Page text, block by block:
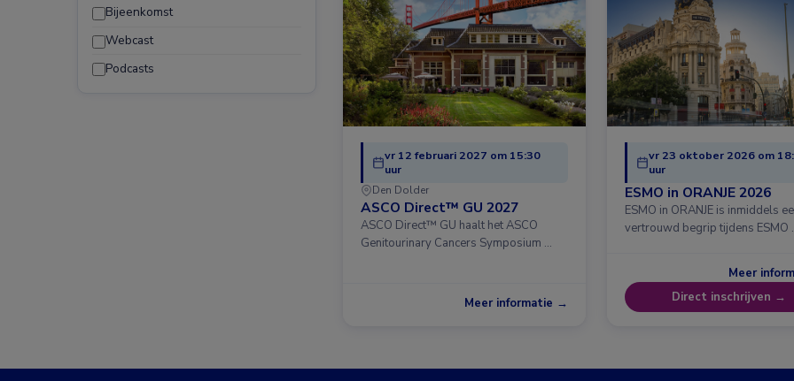
Bijeenkomst
Webcast
Podcasts
vr 12 februari 2027 om 15:30
uur
Den Dolder
ASCO Direct™ GU 2027
ASCO Direct™ GU haalt het ASCO
Genitourinary Cancers Symposium …
Meer informatie →
vr 23 oktober 2026 om
uur
ESMO in ORANJE 2026
ESMO in ORANJE is inmiddels
vertrouwd begrip tijdens ESMO
Meer
Direct inschrijven →